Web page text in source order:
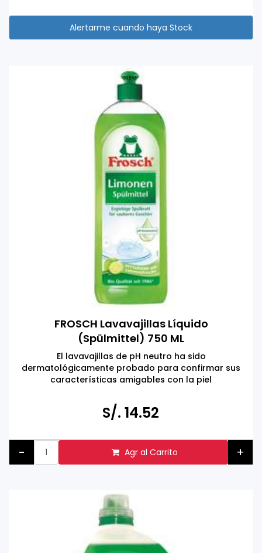
FROSCH Lavavajillas Líquido
(Spülmittel) 750 ML
El lavavajillas de pH neutro ha sido
dermatológicamente probado para confirmar sus
características amigables con la piel
Respetuoso con el medio ambiente, ingredientes
naturales activos, dermatológicamente probado y
S/. 14.52
- Agr al Carrito +